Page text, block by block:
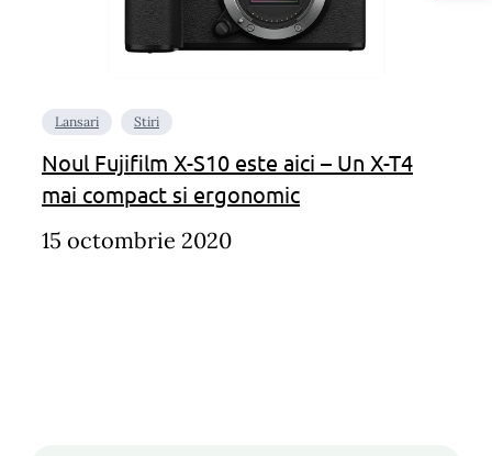
Lansari Stiri
Noul Fujifilm X-S10 este aici – Un X-T4
mai compact si ergonomic
15 octombrie 2020